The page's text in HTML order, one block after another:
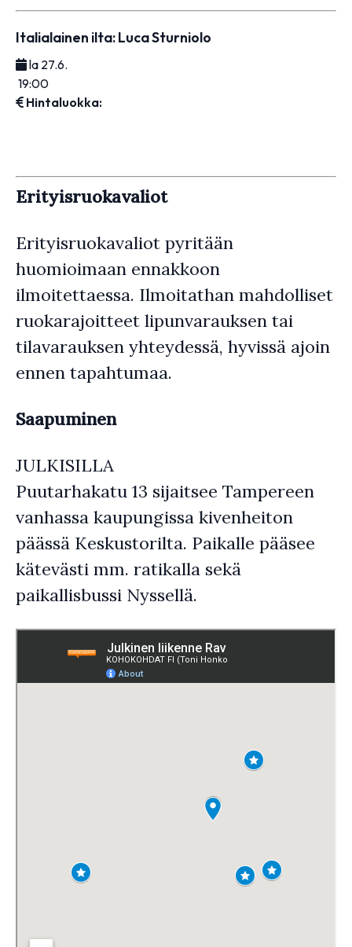
Italialainen ilta: Luca Sturniolo
la 27.6.
19:00
Hintaluokka:
Erityisruokavaliot
Erityisruokavaliot pyritään
huomioimaan ennakkoon
ilmoitettaessa. Ilmoitathan mahdolliset
ruokarajoitteet lipunvarauksen tai
tilavarauksen yhteydessä, hyvissä ajoin
ennen tapahtumaa.
Saapuminen
JULKISILLA
Puutarhakatu 13 sijaitsee Tampereen
vanhassa kaupungissa kivenheiton
päässä Keskustorilta. Paikalle pääsee
kätevästi mm. ratikalla sekä
paikallisbussi Nyssellä.